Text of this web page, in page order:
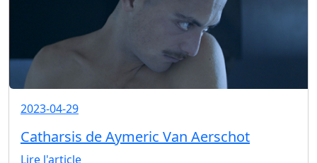
2023-04-29
Catharsis de Aymeric Van Aerschot
Lire l'article